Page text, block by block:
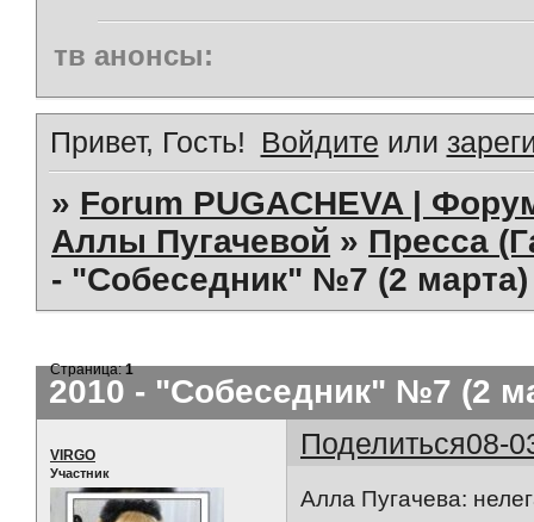
тв анонсы:
Привет, Гость! Войдите или
» Forum PUGACHEVA |
Аллы Пугачевой » Пресса
- "Собеседник" №7 (2
2010 - "Собеседник" №7 (2
Страница:1
Поделиться08-
VIRGO
Участник
Алла Пугачева: